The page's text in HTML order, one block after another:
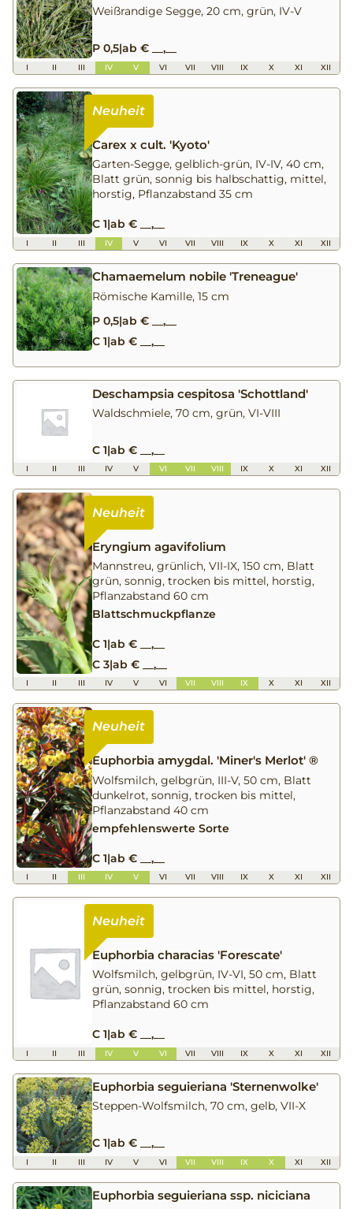
Weißrandige Segge, 20 cm, grün, IV-V
P 0,5|ab € __,__
I II III IV V VI VII VIII IX X XI XII
Carex x cult. 'Kyoto'
Garten-Segge, gelblich-grün, IV-IV, 40 cm,
Blatt grün, sonnig bis halbschattig, mittel,
horstig, Pflanzabstand 35 cm
C 1|ab € __,__
I II III IV V VI VII VIII IX X XI XII
Chamaemelum nobile 'Treneague'
Römische Kamille, 15 cm
P 0,5|ab € __,__
C 1|ab € __,__
Deschampsia cespitosa 'Schottland'
Waldschmiele, 70 cm, grün, VI-VIII
C 1|ab € __,__
I II III IV V VI VII VIII IX X XI XII
Eryngium agavifolium
Mannstreu, grünlich, VII-IX, 150 cm, Blatt
grün, sonnig, trocken bis mittel, horstig,
Pflanzabstand 60 cm
Blattschmuckpflanze
C 1|ab € __,__
C 3|ab € __,__
I II III IV V VI VII VIII IX X XI XII
Euphorbia amygdal. 'Miner's Merlot' ®
Wolfsmilch, gelbgrün, III-V, 50 cm, Blatt
dunkelrot, sonnig, trocken bis mittel,
Pflanzabstand 40 cm
empfehlenswerte Sorte
C 1|ab € __,__
I II III IV V VI VII VIII IX X XI XII
Euphorbia characias 'Forescate'
Wolfsmilch, gelbgrün, IV-VI, 50 cm, Blatt
grün, sonnig, trocken bis mittel, horstig,
Pflanzabstand 60 cm
C 1|ab € __,__
I II III IV V VI VII VIII IX X XI XII
Euphorbia seguieriana 'Sternenwolke'
Steppen-Wolfsmilch, 70 cm, gelb, VII-X
C 1|ab € __,__
I II III IV V VI VII VIII IX X XI XII
Euphorbia seguieriana ssp. niciciana